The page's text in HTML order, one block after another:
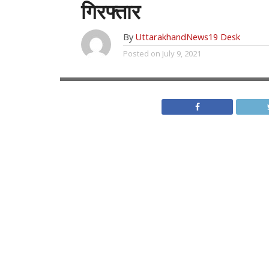
गिरफ्तार
By UttarakhandNews19 Desk
Posted on July 9, 2021